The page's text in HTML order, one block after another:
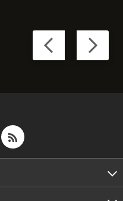
Previous
slide
Next
slide